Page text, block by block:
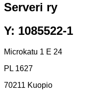
Serveri ry
Y: 1085522-1
Microkatu 1 E 24
PL 1627
70211 Kuopio